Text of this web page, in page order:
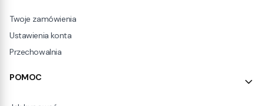
Twoje zamówienia
Ustawienia konta
Przechowalnia
POMOC